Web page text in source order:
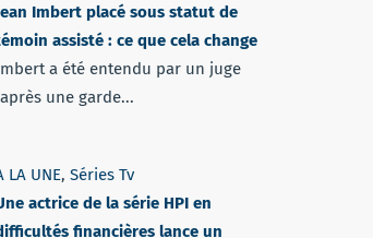
Imbert placé sous statut de
assisté : ce que cela change
a été entendu par un juge
une garde...
LA UNE, Séries Tv
actrice de la série HPI en
financières lance un